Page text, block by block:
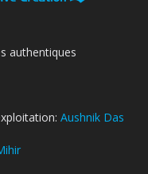
authentiques
Aushnik Das